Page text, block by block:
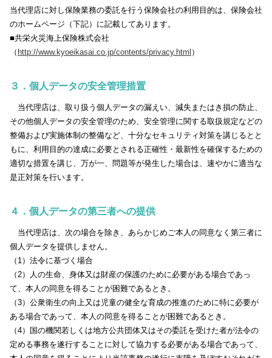
当代理店に対し保険業務の委託を行う保険会社の利用目的は、保険会社
のホームページ（下記）に記載してあります。
■共栄火災海上保険株式会社
（ http://www.kyoeikasai.co.jp/contents/privacy.html ）
３．個人データの安全管理措置
当代理店は、取り扱う個人データの漏えい、減失またはき損の防止、
その他個人データの安全管理のため、安全管理に関する取扱規定などの
整備および実施体制の整備など、十分なセキュリティ対策を講じるとと
もに、利用目的の達成に必要とされる正確性・最新性を確保するための
適切な措置を講じ、万が一、問題等が発生した場合は、速やかに適当な
是正対策を行います。
４．個人データの第三者への提供
当代理店は、次の場合を除き、あらかじめご本人の同意なく第三者に
個人データを提供しません。
（1）法令に基づく場合
（2）人の生命、身体又は財産の保護のために必要がある場合であっ
て、本人の同意を得ることが困難であるとき。
（3）公衆衛生の向上又は児童の健全な育成の推進のために特に必要が
ある場合であって、本人の同意を得ることが困難であるとき。
（4）国の機関若しくは地方公共団体又はその委託を受けた者が法令の
定める事務を遂行することに対して協力する必要がある場合であって、